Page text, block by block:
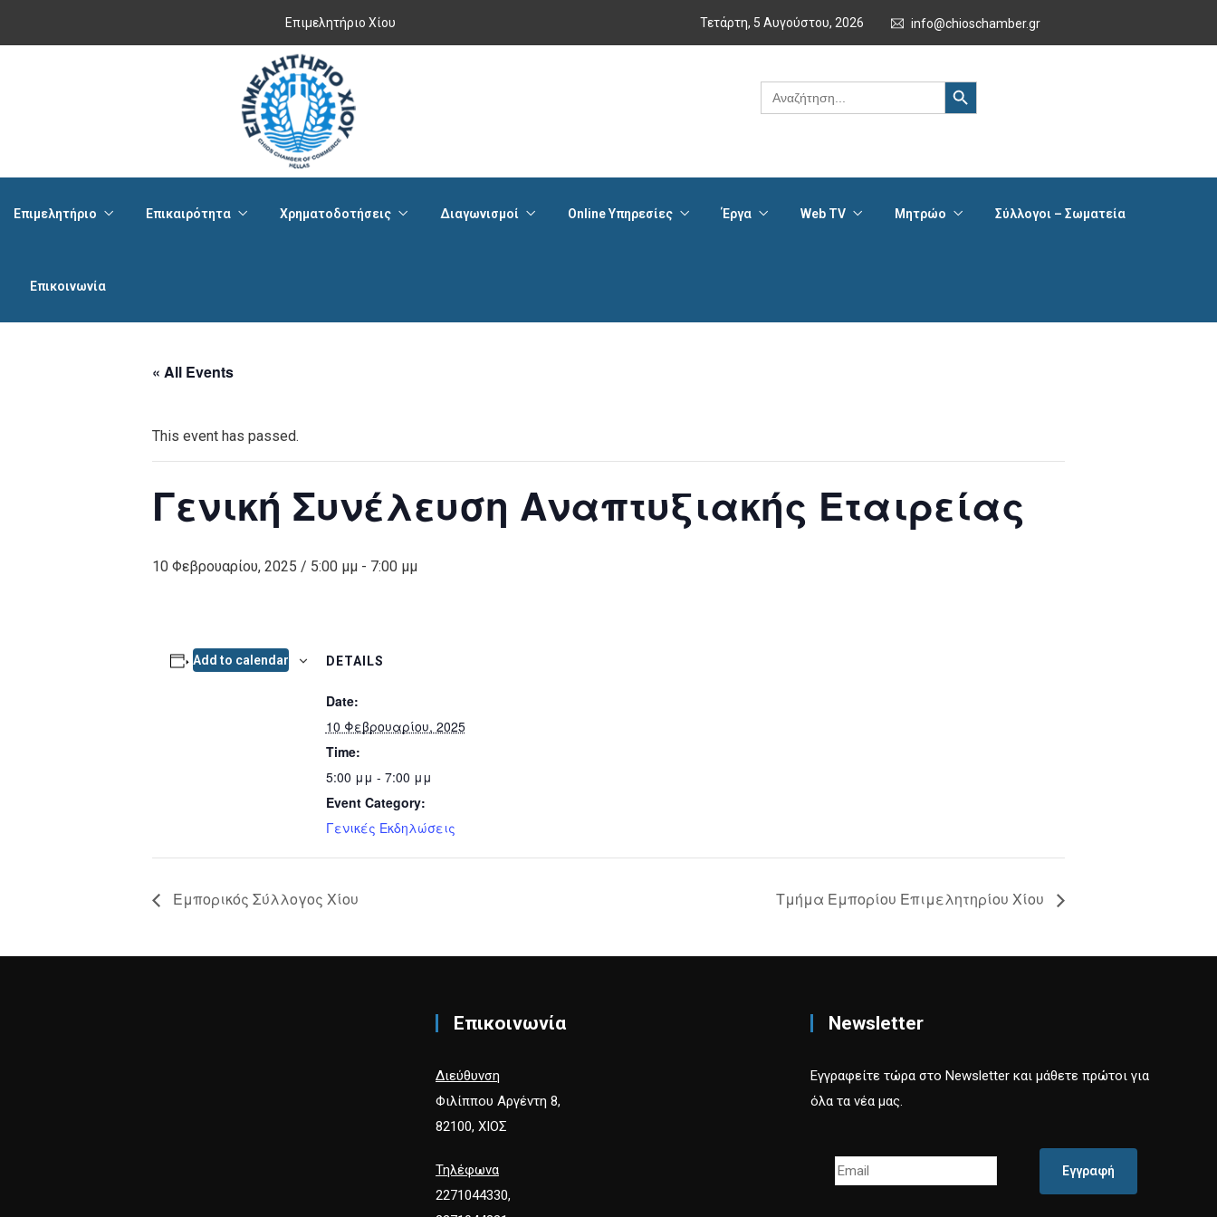
Επιμελητήριο Χίου Τετάρτη, 5 Αυγούστου, 2026 info@chioschamber.gr
Search
for:
Search Button
Επιμελητήριο Επικαιρότητα Χρηματοδοτήσεις Διαγωνισμοί Online Υπηρεσίες Έργα Web TV Μητρώο Σύλλογοι – Σωματεία
Επικοινωνία
« All Events
This event has passed.
Γενική Συνέλευση Αναπτυξιακής Εταιρείας
10 Φεβρουαρίου, 2025 / 5:00 μμ - 7:00 μμ
Add to calendar DETAILS
Date:
10 Φεβρουαρίου, 2025
Time:
5:00 μμ - 7:00 μμ
Event Category:
Γενικές Εκδηλώσεις
Εμπορικός Σύλλογος Χίου Τμήμα Εμπορίου Επιμελητηρίου Χίου
Επικοινωνία
Διεύθυνση
Φιλίππου Αργέντη 8,
82100, ΧΙΟΣ
Τηλέφωνα
2271044330,
Newsletter
Εγγραφείτε τώρα στο Newsletter και μάθετε πρώτοι για
όλα τα νέα μας.
Εγγραφή